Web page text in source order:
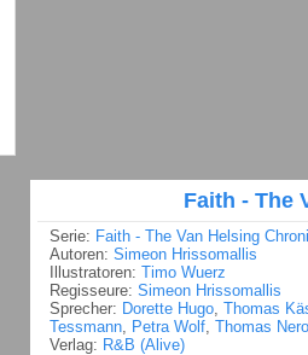
Faith - The
Serie: Faith - The Van Helsing
Autoren: Simeon Hrissomallis
Illustratoren: Timo Wuerz
Regisseure: Simeon Hrissomallis
Sprecher: Dorette Hugo, Thomas
Tessmann, Petra Wolf, Thomas
Verlag: R&B (Alive)